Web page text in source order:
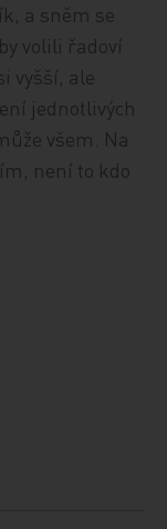
a sněm se
volili řadoví
vyšší, ale
jednotlivých
všem. Na
není to kdo